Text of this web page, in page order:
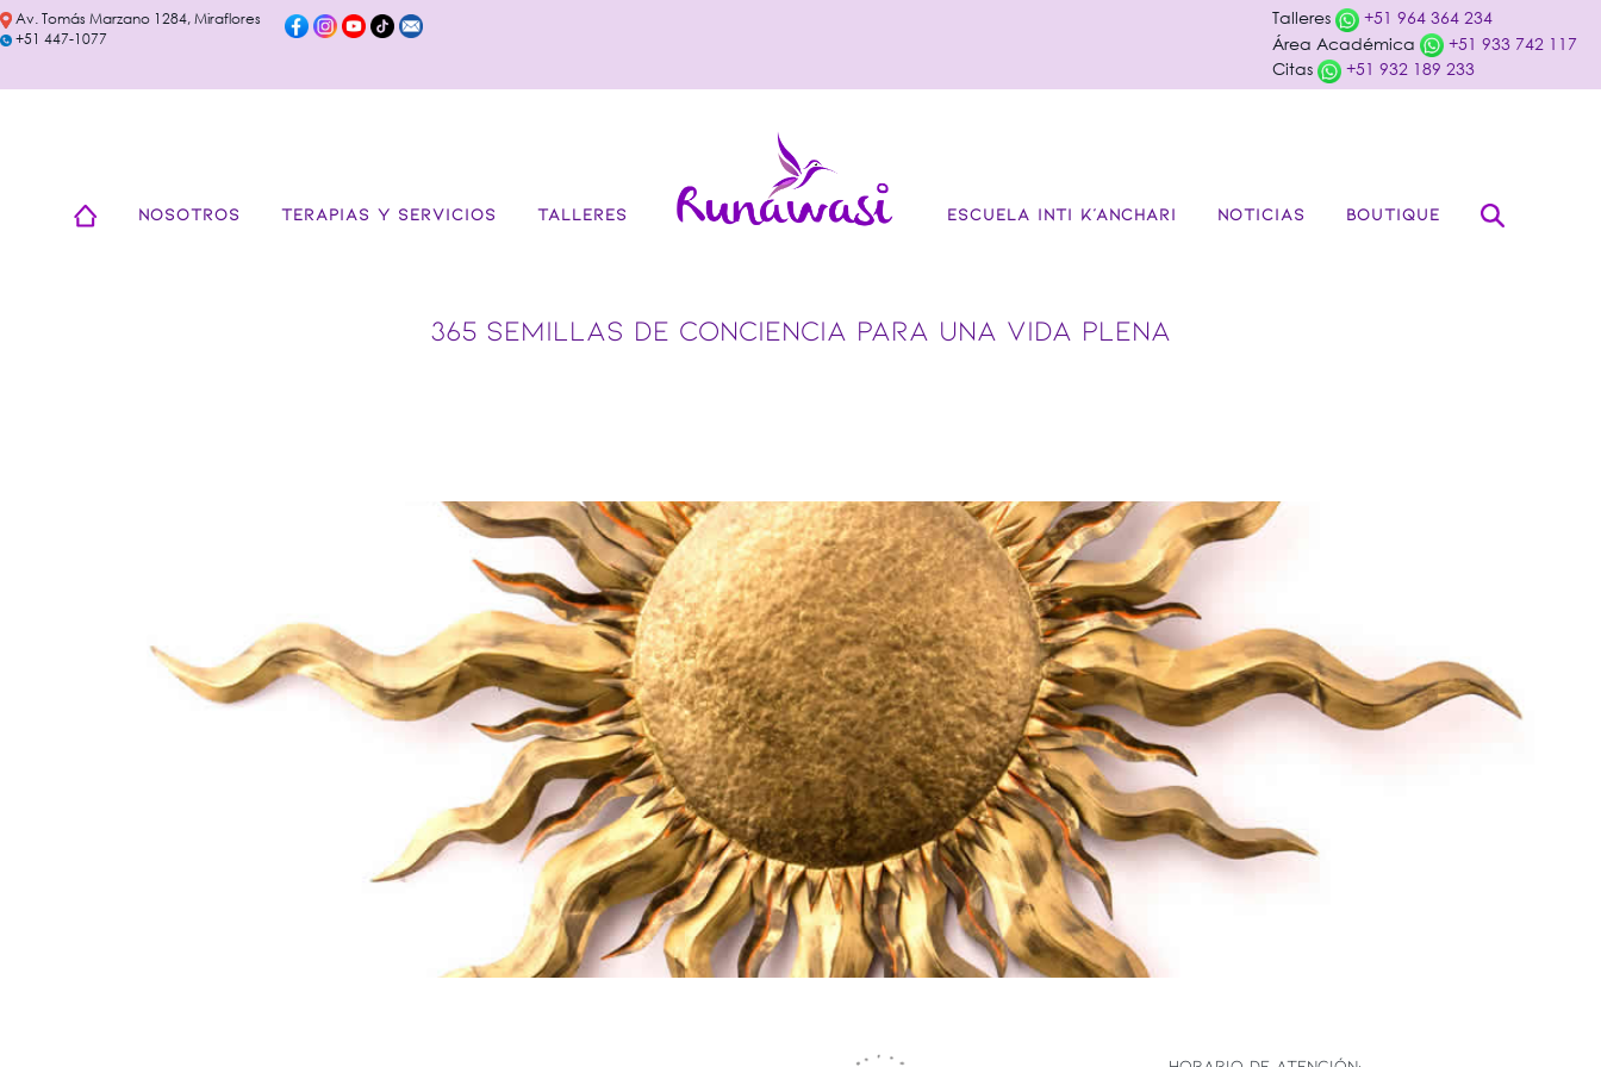
Av. Tomás Marzano 1284, Miraflores
+51 447-1077
Talleres
+51 964 364 234
Área Académica
+51 933 742 117
Citas
+51 932 189 233
NOSOTROS TERAPIAS Y SERVICIOS TALLERES ESCUELA INTI K’ANCHARI NOTICIAS BOUTIQUE
365 SEMILLAS DE CONCIENCIA PARA UNA VIDA PLENA